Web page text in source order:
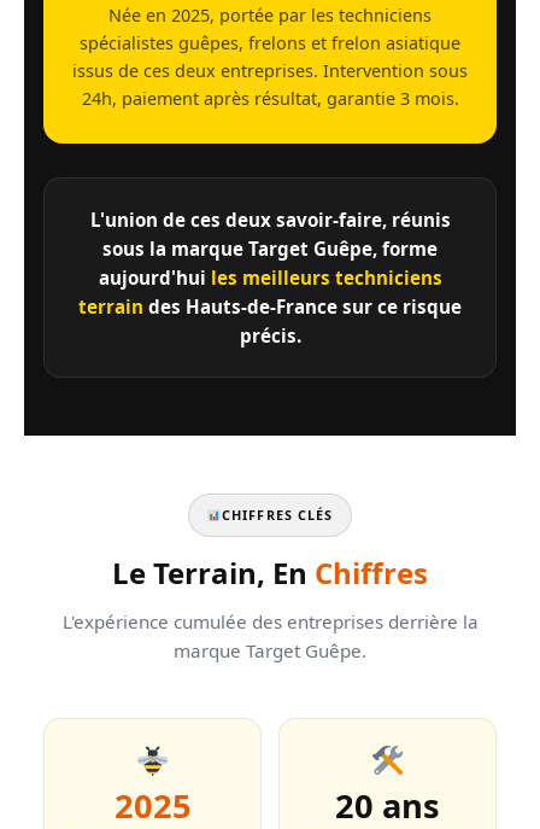
Née en 2025, portée par les techniciens
spécialistes guêpes, frelons et frelon asiatique
issus de ces deux entreprises. Intervention sous
24h, paiement après résultat, garantie 3 mois.
L'union de ces deux savoir-faire, réunis
sous la marque Target Guêpe, forme
aujourd'hui les meilleurs techniciens
terrain des Hauts-de-France sur ce risque
précis.
CHIFFRES CLÉS
Le Terrain, En Chiffres
L'expérience cumulée des entreprises derrière la
marque Target Guêpe.
2025 20 ans